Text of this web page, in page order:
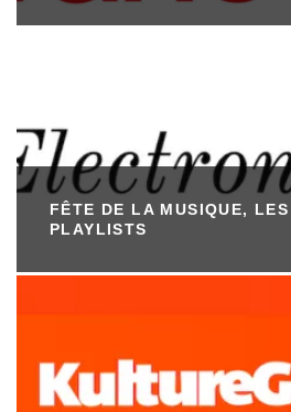
FÊTE DE LA MUSIQUE,
PLAYLISTS